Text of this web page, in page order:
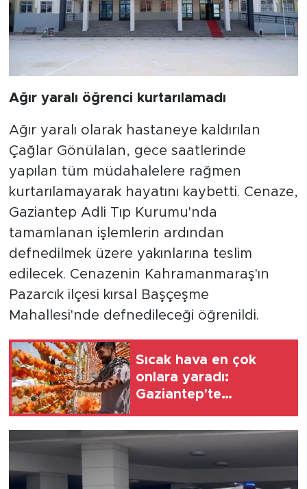
Ağır yaralı öğrenci kurtarılamadı
Ağır yaralı olarak hastaneye kaldırılan
Çağlar Gönülalan, gece saatlerinde
yapılan tüm müdahalelere rağmen
kurtarılamayarak hayatını kaybetti. Cenaze,
Gaziantep Adli Tıp Kurumu'nda
tamamlanan işlemlerin ardından
defnedilmek üzere yakınlarına teslim
edilecek. Cenazenin Kahramanmaraş'ın
Pazarcık ilçesi kırsal Başçeşme
Mahallesi'nde defnedileceği öğrenildi.
Sıcak hava en çok
onlara yaradı:
Gaziantep'te
başladı